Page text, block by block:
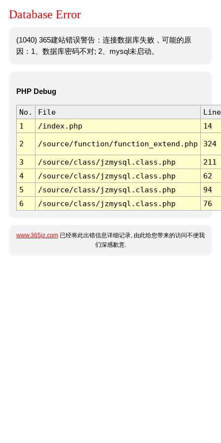
Database Error
(1040) 365建站错误警告：连接数据库失败，可能的原
因：1、数据库密码不对; 2、mysql未启动。
PHP Debug
No. File
Line
1
/index.php 14
2 /source/function/function_extend.php 324
3 /source/class/jzmysql.class.php
211
4
/source/class/jzmysql.class.php
62
5
/source/class/jzmysql.class.php
94
6
/source/class/jzmysql.class.php 76
www.365jz.com 已经将此出错信息详细记录, 由此给您带来的访问不便我
们深感歉意.